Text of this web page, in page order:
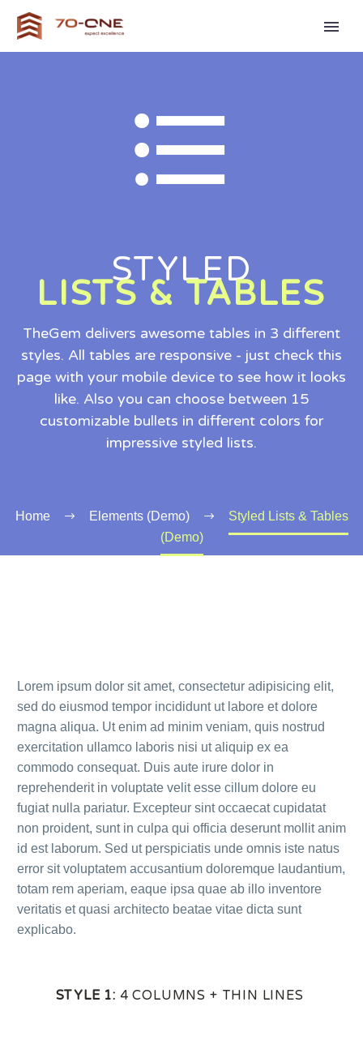


STYLED
LISTS & TABLES
TheGem delivers awesome tables in 3 different
styles. All tables are responsive - just check this
page with your mobile device to see how it looks
like. Also you can choose between 15
customizable bullets in different colors for
impressive styled lists.
Home Elements (Demo)
Styled Lists & Tables
(Demo)
Lorem ipsum dolor sit amet, consectetur adipisicing elit,
sed do eiusmod tempor incididunt ut labore et dolore
magna aliqua. Ut enim ad minim veniam, quis nostrud
exercitation ullamco laboris nisi ut aliquip ex ea
commodo consequat. Duis aute irure dolor in
reprehenderit in voluptate velit esse cillum dolore eu
fugiat nulla pariatur. Excepteur sint occaecat cupidatat
non proident, sunt in culpa qui officia deserunt mollit anim
id est laborum. Sed ut perspiciatis unde omnis iste natus
error sit voluptatem accusantium doloremque laudantium,
totam rem aperiam, eaque ipsa quae ab illo inventore
veritatis et quasi architecto beatae vitae dicta sunt
explicabo.
STYLE 1: 4 COLUMNS + THIN LINES